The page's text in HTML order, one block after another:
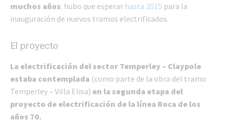
muchos años: hubo que esperar hasta 2015 para la
inauguración de nuevos tramos electrificados.
El proyecto
La electrificación del sector Temperley – Claypole
estaba contemplada (como parte de la obra del tramo
Temperley – Villa Elisa) en la segunda etapa del
proyecto de electrificación de la línea Roca de los
años 70.